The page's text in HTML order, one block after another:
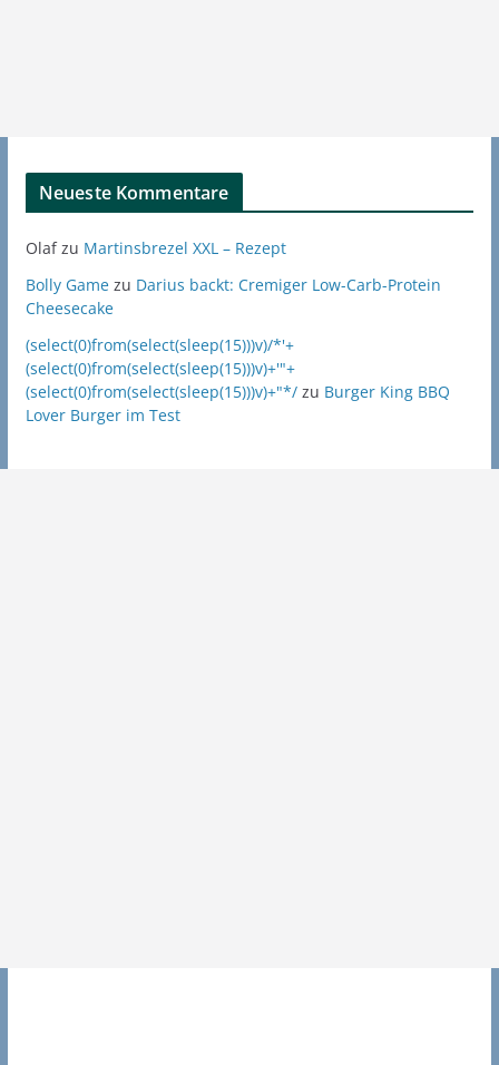
Neueste Kommentare
Olafzu Martinsbrezel XXL – Rezept
Bolly Gamezu Darius backt: Cremiger Low-Carb-Protein
Cheesecake
(select(0)from(select(sleep(15)))v)/*'+
(select(0)from(select(sleep(15)))v)+'"+
(select(0)from(select(sleep(15)))v)+"*/zu Burger King BBQ
Lover Burger im Test